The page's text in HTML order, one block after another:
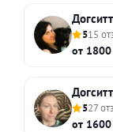
515
от
527
от